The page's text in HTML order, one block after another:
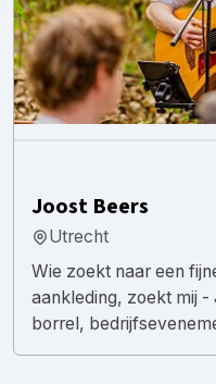
Joost Beers
Utrecht
Wie zoekt naar een
aankleding, zoekt mij -
borrel,